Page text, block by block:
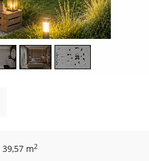
39,57 m2